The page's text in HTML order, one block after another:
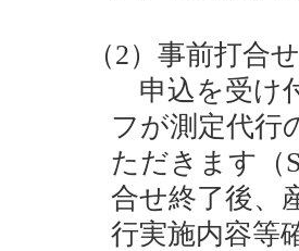
（2）事前打合
申込を受け
フが測定代行
ただきます（
合せ終了後、
行実施内容等